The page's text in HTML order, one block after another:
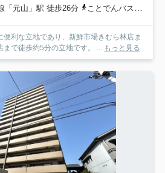
「元山」駅 徒歩26分
ことでんバス「林町（ことでんバス）」バス停下車 徒歩3分
利な立地であり、新鮮市場きむら林店ま
で徒歩約5分の立地です。 ... もっと見る